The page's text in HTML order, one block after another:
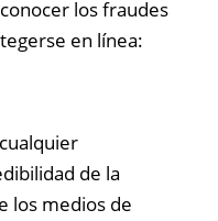
los fraudes
en línea:
de la
los medios de